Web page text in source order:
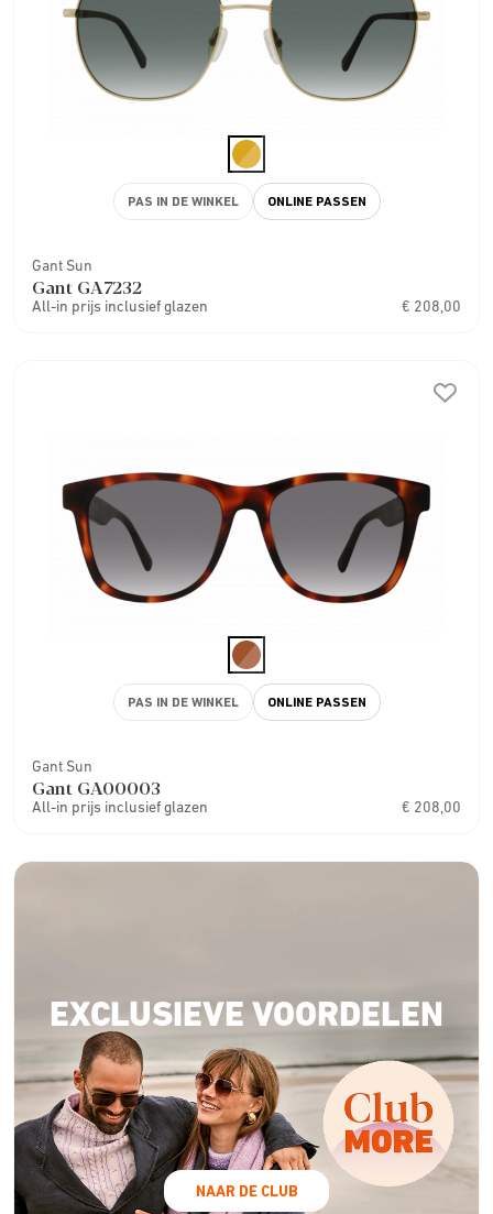
Gant Sun
Gant GA7232
All-in prijs inclusief glazen € 208,00
PAS IN DE WINKEL ONLINE PASSEN
Gant Sun
Gant GA00003
All-in prijs inclusief glazen € 208,00
PAS IN DE WINKEL ONLINE PASSEN
EXCLUSIEVE VOORDELEN
NAAR DE CLUB